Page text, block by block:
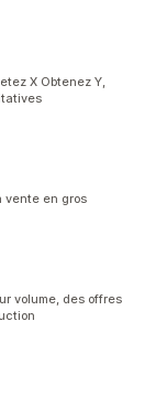
X Obtenez Y,
vente en gros
volume, des offres